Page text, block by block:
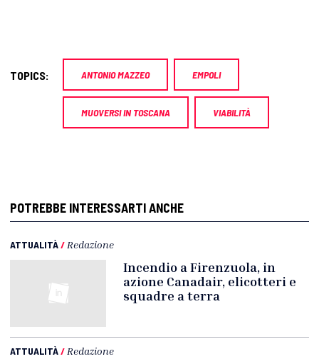
TOPICS: ANTONIO MAZZEO EMPOLI
MUOVERSI IN TOSCANA VIABILITÀ
POTREBBE INTERESSARTI ANCHE
ATTUALITÀ/ Redazione
Incendio a Firenzuola, in
azione Canadair, elicotteri e
squadre a terra
ATTUALITÀ/ Redazione